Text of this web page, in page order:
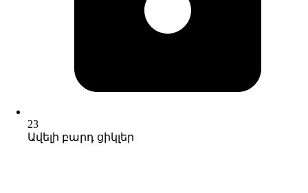
23
Ավելի բարդ ցիկլեր